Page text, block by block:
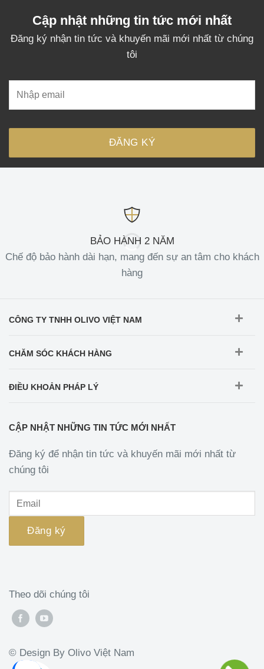
Cập nhật những tin tức mới nhất
Đăng ký nhận tin tức và khuyến mãi mới nhất từ chúng
tôi
BẢO HÀNH 2 NĂM
Chế độ bảo hành dài hạn, mang đến sự an tâm cho khách
hàng
CÔNG TY TNHH OLIVO VIỆT NAM
CHĂM SÓC KHÁCH HÀNG
ĐIỀU KHOẢN PHÁP LÝ
CẬP NHẬT NHỮNG TIN TỨC MỚI NHẤT
Đăng ký để nhận tin tức và khuyến mãi mới nhất từ
chúng tôi
© Design By Olivo Việt Nam
Theo dõi chúng tôi